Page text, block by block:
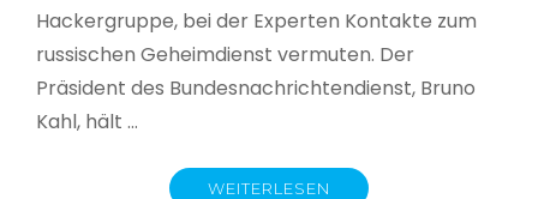
Hackergruppe, bei der Experten Kontakte zum
russischen Geheimdienst vermuten. Der
Präsident des Bundesnachrichtendienst, Bruno
Kahl, hält …
WEITERLESEN